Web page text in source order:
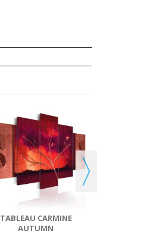
TABLEAU CARMINE
AUTUMN